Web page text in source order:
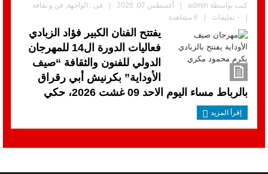
كتب بواسطة admin
| أغسطس 07, 2026 | فى : الواجهة, فن و ثقافة
|
٠ تعليقات | 6 مشاهدة
يفتتح الفنان الكبير فؤاد الزبادي
فعاليات الدورة ال14 للمهرجان
الدولي للفنون والثقافة “صيف
الأوداية” بكرنيش أبي رقراق
بالرباط مساء اليوم الاحد 09 غشت 2026، حكي
إقرأ المزيد